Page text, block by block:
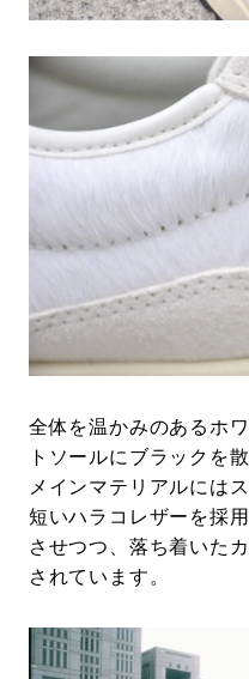
全体を温かみのあるホ
トソールにブラックを
メインマテリアルには
短いハラコレザーを採
させつつ、落ち着いた
されています。